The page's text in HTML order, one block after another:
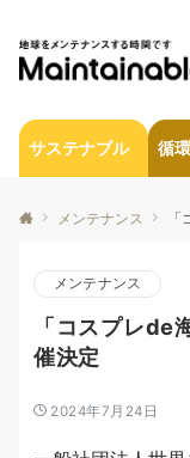
サステナブル 循
メンテナンス
メンテナンス
「コスプレ
催決定
2024年7月24日